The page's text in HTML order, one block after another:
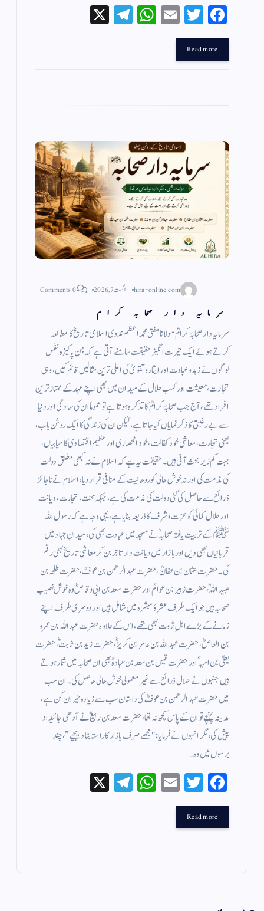
Fa
ce
bo
ok
T
wi
r
E
m
W
ha
Te
le
Read more
hira-online.com اگست 7, 2026 0 Comments
سرمایہ دار صحابہ کرام
سرمایہ دار صحابۂ کرامؓ مولانا مفتی محمد اعظم ندوی اسلامی تاریخ کا مطالعہ
کرتے ہوئے ایک حیرت انگیز حقیقت سامنے آتی ہے کہ جن پاکیزہ نفَس
لوگوں نے زہد وعبادت اور ایثار وتقویٰ کی اعلیٰ ترین مثالیں قائم کیں، وہی
تجارت، معیشت اور کسب حلال کے میدان میں بھی اپنے عہد کے ممتاز ترین
افراد تھے، آج جب صحابۂ کرامؓ کا تذکرہ ہوتا ہے تو عموماً ان کی سادگی اور دنیا
سے بے رغبتی کا ذکر نمایاں کیا جاتا ہے، لیکن ان کی زندگی کا ایک روشن باب،
یعنی تجارت، معاشی خود کفالت، خود انحصاری اور عظیم اقتصادی کامیابیاں،
بہت کم زیر بحث آتی ہیں۔ حقیقت یہ ہے کہ اسلام نے نہ کبھی مطلق دولت
کی مذمت کی اور نہ خوش حالی کو روحانیت کے منافی قرار دیا، اسلام نے ناجائز
ذرائع سے حاصل کی گئی دولت کی مذمت کی ہے، جبکہ محنت، تجارت، دیانت
اور حلال کمائی کو عزت وشرف کا ذریعہ بنایا ہے، یہی وجہ ہے کہ رسول اللہ
ﷺ کے تربیت یافتہ صحابہؓ نے مسجد میں عبادت بھی کی، میدانِ جہاد میں
قربانیاں بھی دیں اور بازار میں دیانت دار تاجر بن کر معاشی تاریخ بھی رقم
کی۔ حضرت عثمان بن عفانؓ، حضرت عبدالرحمن بن عوفؓ، حضرت طلحہ بن
عبیداللہؓ، حضرت زبیر بن عوامؓ اور حضرت سعد بن ابی وقاصؓ وہ خوش نصیب
صحابہ ہیں جو ایک طرف عشرۂ مبشرہ میں شامل ہیں اور دوسری طرف اپنے
زمانے کے بڑے اہلِ ثروت بھی تھے، اس کے علاوہ حضرت عبداللہ بن عمرو
بن العاصؓ، حضرت عبداللہ بن عامر بن کریزؓ، حضرت زید بن ثابتؓ، حضرت
یعلیٰ بن امیہؓ اور حضرت قیس بن سعد بن عبادہؓ بھی ان صحابہ میں شمار ہوتے
ہیں جنہوں نے حلال ذرائع سے غیر معمولی خوش حالی حاصل کی۔ ان سب
میں حضرت عبدالرحمن بن عوفؓ کی داستان سب سے زیادہ حیران کن ہے،
مدینہ پہنچے تو ان کے پاس کچھ نہ تھا، حضرت سعد بن ربیعؓ نے آدھی جائیداد
پیش کی، مگر انہوں نے فرمایا: "مجھے صرف بازار کا راستہ بتا دیجیے”، چند
برسوں میں وہ…
Fa
ce
bo
ok
T
wi
r
E
m
W
ha
Te
le
Read more